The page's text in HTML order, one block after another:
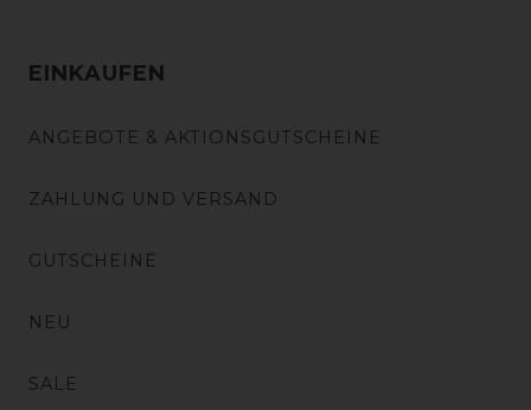
EINKAUFEN
ANGEBOTE & AKTIONSGUTSCHEINE
ZAHLUNG UND VERSAND
GUTSCHEINE
NEU
SALE